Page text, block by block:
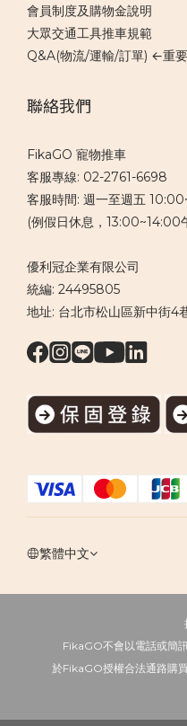
會員制度及購物金說明
大眾交通工具推車規範
Q&A(物流/運輸/訂單) ←重
聯絡我們
FikaGO 寵物推車
客服專線: 02-2761-6698
客服時間: 週一至週五
(例假日休息，13:00~14:00
優利冠企業有限公司
統編: 24495805
地址: 台北市松山區新中街4
繁體中文
FikaGO不會以電話或簡
於FikaGO授權合法通路購